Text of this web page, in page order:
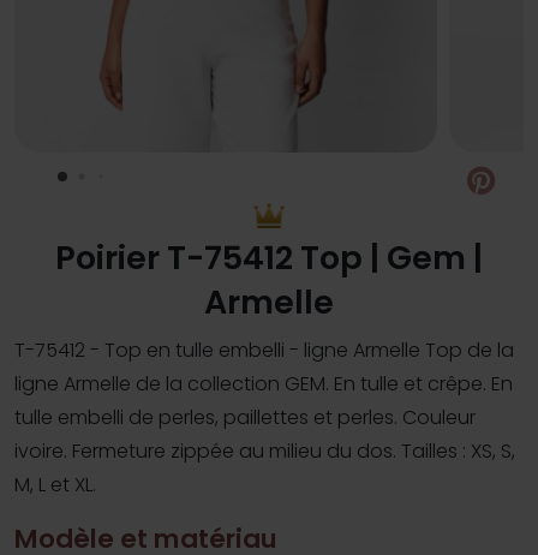
Poirier T-75412 Top | Gem |
Armelle
T-75412 - Top en tulle embelli - ligne Armelle Top de la
ligne Armelle de la collection GEM. En tulle et crêpe. En
tulle embelli de perles, paillettes et perles. Couleur
ivoire. Fermeture zippée au milieu du dos. Tailles : XS, S,
M, L et XL.
Modèle et matériau